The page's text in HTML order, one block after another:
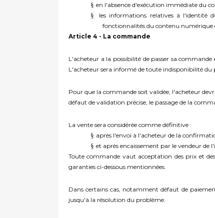
§ en l'absence d'exécution immédiate du
§
les informations relatives à l'identité
fonctionnalités du contenu numérique
Article 4 - La commande
L'acheteur a la possibilité de passer sa
L'acheteur sera informé de toute indisponibilité
Pour que la commande soit validée, l'acheteur
défaut de validation précise, le passage de la
La vente sera considérée comme définitive :
§ après l'envoi à l'acheteur de la
§ et après encaissement par le vendeur de
Toute commande vaut acceptation des prix et
garanties ci-dessous mentionnées.
Dans certains cas, notamment défaut de
jusqu'à la résolution du problème.